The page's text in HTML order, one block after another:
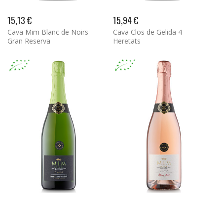
15,13 €
Cava Mim Blanc de Noirs
Gran Reserva
15,94 €
Cava Clos de Gelida 4
Heretats